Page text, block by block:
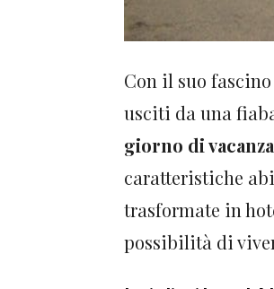
Con il suo
usciti da una
giorno di vacanza
caratteristiche
trasformate in
possibilità di